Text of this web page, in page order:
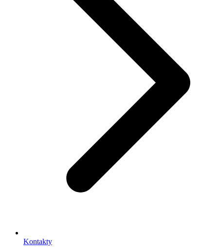
Kontakty